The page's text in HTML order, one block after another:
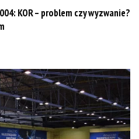
KOR – problem czy wyzwanie?